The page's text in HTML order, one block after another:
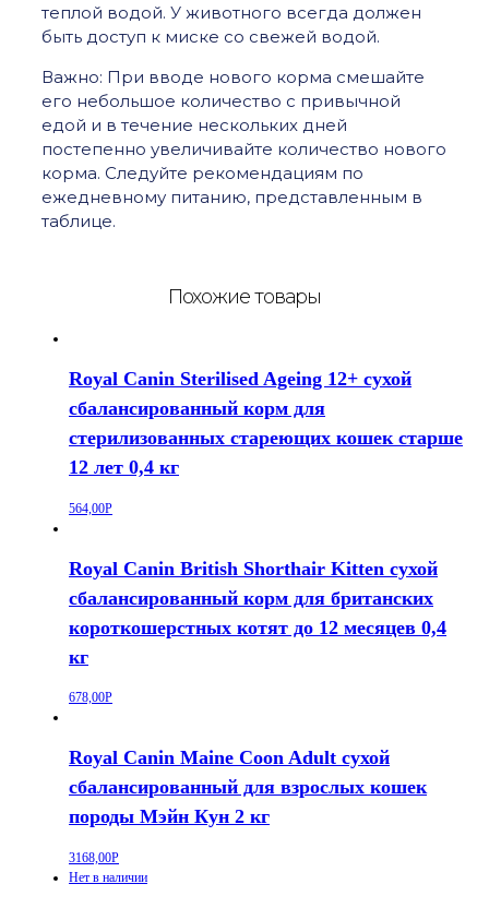
теплой водой. У животного всегда должен
быть доступ к миске со свежей водой.
Важно: При вводе нового корма смешайте
его небольшое количество с привычной
едой и в течение нескольких дней
постепенно увеличивайте количество нового
корма. Следуйте рекомендациям по
ежедневному питанию, представленным в
таблице.
Похожие товары
Royal Canin Sterilised Ageing 12+ сухой
сбалансированный корм для
стерилизованных стареющих кошек старше
12 лет 0,4 кг
564,00Р
Royal Canin British Shorthair Kitten сухой
сбалансированный корм для британских
короткошерстных котят до 12 месяцев 0,4
кг
678,00Р
Royal Canin Maine Coon Adult сухой
сбалансированный для взрослых кошек
породы Мэйн Кун 2 кг
3168,00Р
Нет в наличии